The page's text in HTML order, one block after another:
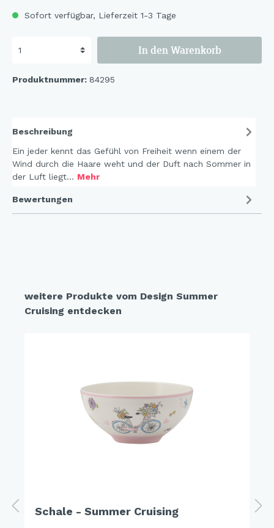
Sofort verfügbar, Lieferzeit 1-3 Tage
In den Warenkorb
Produktnummer: 84295
Beschreibung
Ein jeder kennt das Gefühl von Freiheit wenn einem der
Wind durch die Haare weht und der Duft nach Sommer in
der Luft liegt… Mehr
Bewertungen
weitere Produkte vom Design Summer
Cruising entdecken
Schale - Summer Cruising